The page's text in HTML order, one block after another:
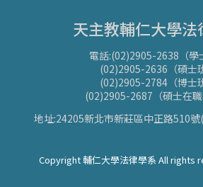
天主教輔仁大學法
電話:(02)2905-2638（學
(02)2905-2636（碩士班
(02)2905-2784（博士班
(02)2905-2687（碩士在職
地址:24205新北市新莊區中正路510
Copyright 輔仁大學法律學系 All rights